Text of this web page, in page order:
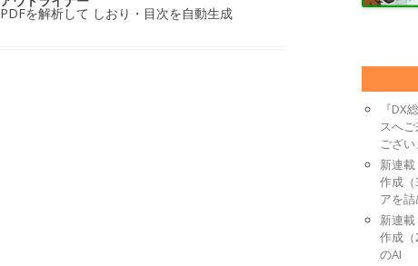
PDFを解析して しおり・目次を自動生成
『DX
スへ
ござ
新連
作成
アを
新連
作成
のAI